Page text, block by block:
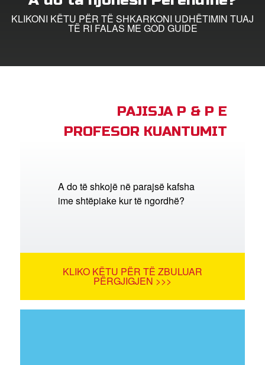
KLIKONI KËTU PËR TË SHKARKONI UDHËTIMIN TUAJ
TË RI FALAS ME GOD GUIDE
PAJISJA P & P E
PROFESOR KUANTUMIT
A do të shkojë në parajsë kafsha
ime shtëpiake kur të ngordhë?
KLIKO KËTU PËR TË ZBULUAR
PËRGJIGJEN >>>